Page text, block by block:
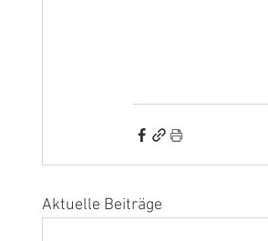
Aktuelle Beiträge